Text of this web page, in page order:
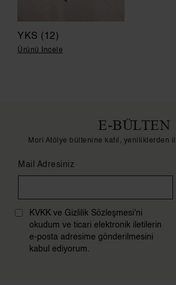
YKS (12)
Ürünü İncele
E-BÜLTEN
Mori Atölye bültenine katıl, yeniliklerden
Mail Adresiniz
KVKK ve Gizlilik Sözleşmesi'ni
okudum ve ticari elektronik iletilerin
e-posta adresime gönderilmesini
kabul ediyorum.